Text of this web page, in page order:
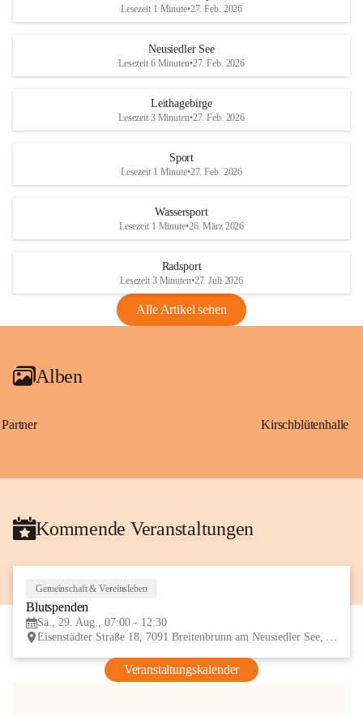
d
S
helfen wir zusammen um unsere Winzer
vor den prognostizierten Ernteausfällen
und den daraus folgenden wirtschaftlichen
Maßnahmen zur Bekämpfung
Rebe und der Amerikanischen
Anhang VBl. EU Nr. 18
1 Seite•1,4 MB
VBl. EU Nr. 18_2026
e
d
r
S
Lesezeit 1 Minute•27. Feb. 2026
Neusiedler See
Lesezeit 6 Minuten•27. Feb. 2026
Leithagebirge
Lesezeit 3 Minuten•27. Feb. 2026
Sport
Lesezeit 1 Minute•27. Feb. 2026
Wassersport
Lesezeit 1 Minute•26. März 2026
Radsport
Lesezeit 3 Minuten•27. Juli 2026
Alle Artikel sehen
Alben
Partner Kirschblütenhalle
Kommende Veranstaltungen
Gemeinschaft & Vereinsleben
Blutspenden
Sa., 29. Aug., 07:00 - 12:30
Eisenstädter Straße 18, 7091 Breitenbrunn am Neusiedler See, AUT
Veranstaltungskalender